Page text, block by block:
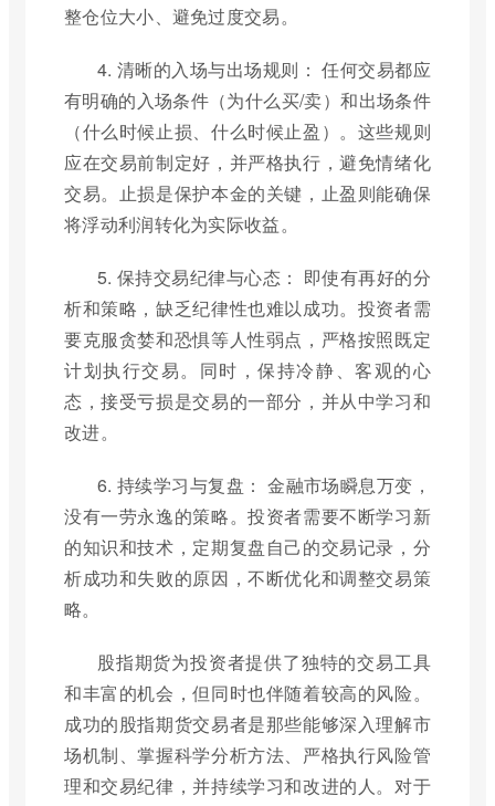
整仓位大小、避免过度交易。
4. 清晰的入场与出场规则： 任何交易都应
有明确的入场条件（为什么买/卖）和出场条件
（什么时候止损、什么时候止盈）。这些规则
应在交易前制定好，并严格执行，避免情绪化
交易。止损是保护本金的关键，止盈则能确保
将浮动利润转化为实际收益。
5. 保持交易纪律与心态： 即使有再好的分
析和策略，缺乏纪律性也难以成功。投资者需
要克服贪婪和恐惧等人性弱点，严格按照既定
计划执行交易。同时，保持冷静、客观的心
态，接受亏损是交易的一部分，并从中学习和
改进。
6. 持续学习与复盘： 金融市场瞬息万变，
没有一劳永逸的策略。投资者需要不断学习新
的知识和技术，定期复盘自己的交易记录，分
析成功和失败的原因，不断优化和调整交易策
略。
股指期货为投资者提供了独特的交易工具
和丰富的机会，但同时也伴随着较高的风险。
成功的股指期货交易者是那些能够深入理解市
场机制、掌握科学分析方法、严格执行风险管
理和交易纪律，并持续学习和改进的人。对于